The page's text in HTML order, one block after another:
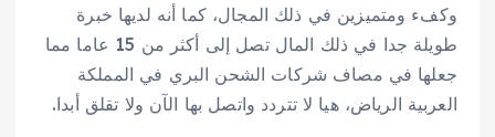
وكفء ومتميزين في ذلك المجال، كما أنه لديها خبرة
طويلة جدا في ذلك المال تصل إلى أكثر من 15 عاما مما
جعلها في مصاف شركات الشحن البري في المملكة
العربية الرياض، هيا لا تتردد واتصل بها الآن ولا تقلق أبدا.